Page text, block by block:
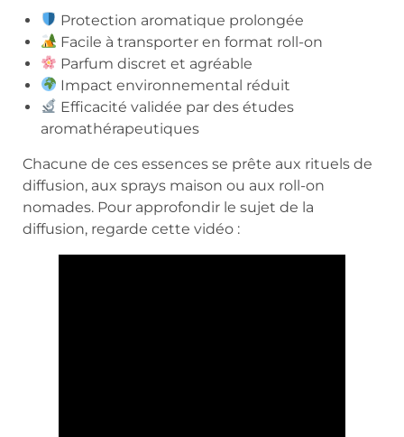
Protection aromatique prolongée
Facile à transporter en format roll-on
Parfum discret et agréable
Impact environnemental réduit
Efficacité validée par des études
aromathérapeutiques
Chacune de ces essences se prête aux rituels de
diffusion, aux sprays maison ou aux roll-on
nomades. Pour approfondir le sujet de la
diffusion, regarde cette vidéo :